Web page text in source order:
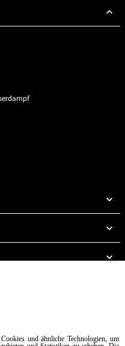
und ähnliche Technologien, um